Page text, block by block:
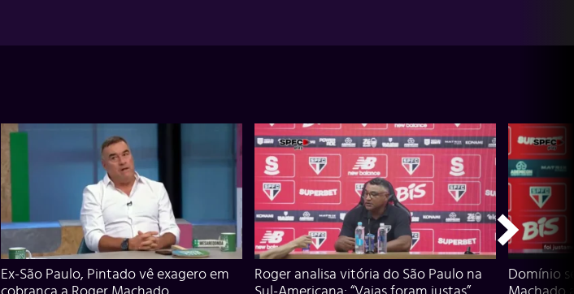
Ex-São Paulo, Pintado vê exagero em
Roger analisa vitória do São Paulo na
Domínio